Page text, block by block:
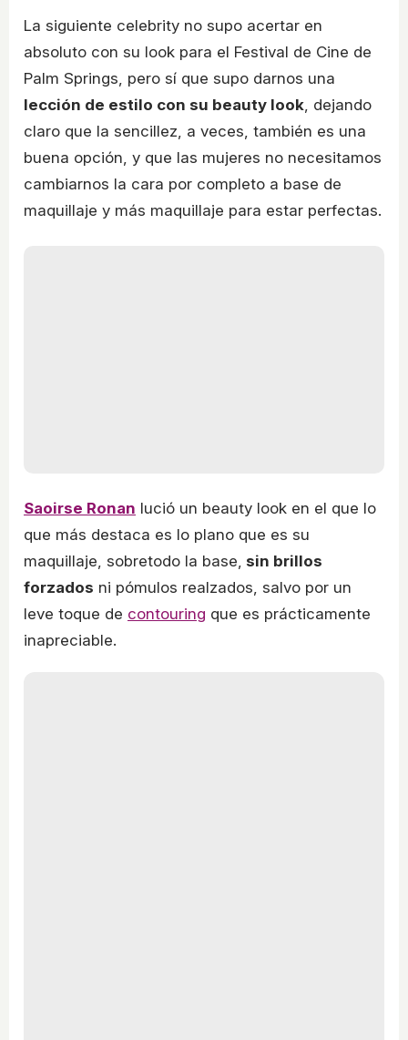
La siguiente celebrity no supo acertar en
absoluto con su look para el Festival de Cine de
Palm Springs, pero sí que supo darnos una
lección de estilo con su beauty look , dejando
claro que la sencillez, a veces, también es una
buena opción, y que las mujeres no necesitamos
cambiarnos la cara por completo a base de
maquillaje y más maquillaje para estar perfectas.
Saoirse Ronan lució un beauty look en el que lo
que más destaca es lo plano que es su
maquillaje, sobretodo la base, sin brillos
forzados ni pómulos realzados, salvo por un
leve toque de contouring que es prácticamente
inapreciable.